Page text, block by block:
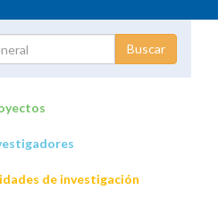
de investigación